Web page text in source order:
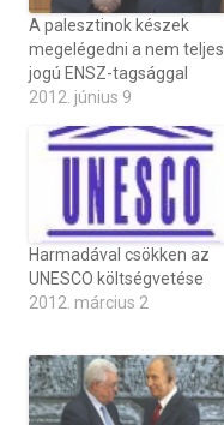
A palesztinok készek
megelégedni a nem teljes
jogú ENSZ-tagsággal
2012. június 9
Harmadával csökken az
UNESCO költségvetése
2012. március 2